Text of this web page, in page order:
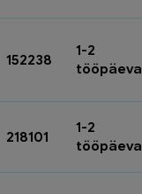
152238
1-2
tööpäeva
218101
1-2
tööpäeva